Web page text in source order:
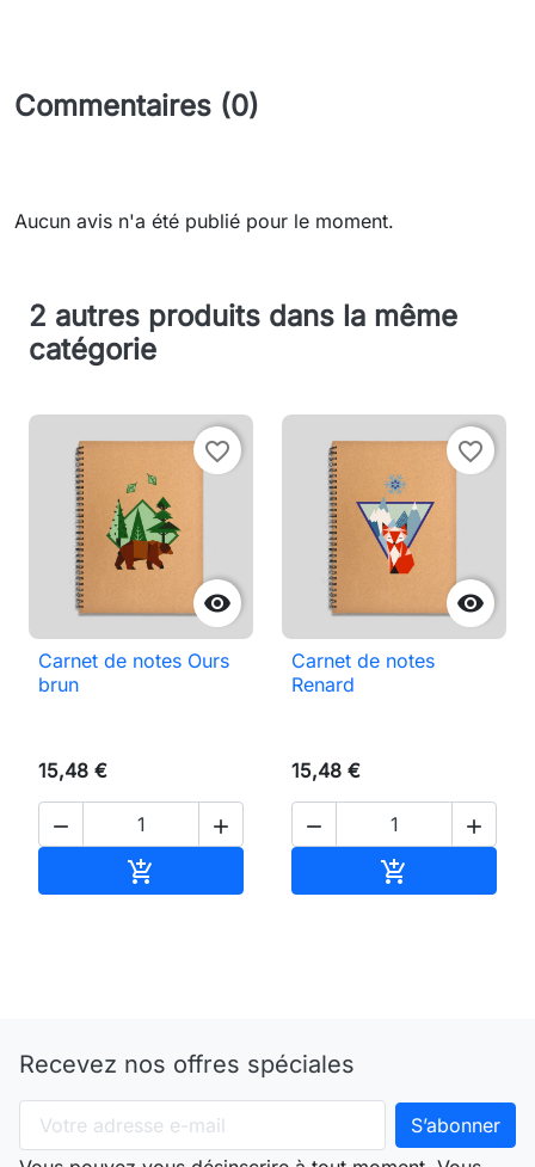
Commentaires (0)
Aucun avis n'a été publié pour le moment.
2 autres produits dans la même
catégorie

favorite_border
Carnet de notes Ours
brun
15,48 €
 


favorite_border
Carnet de notes
Renard
15,48 €
 

Recevez nos offres spéciales